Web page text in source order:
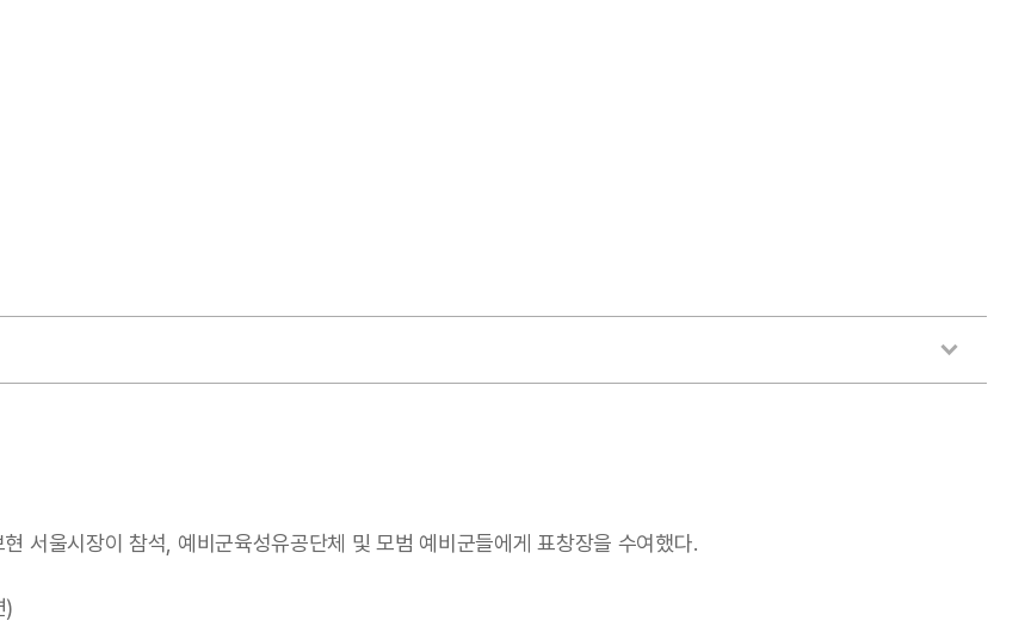
서울시장이 참석, 예비군육성유공단체 및 모범 예비군들에게 표창장을 수여했다.
)